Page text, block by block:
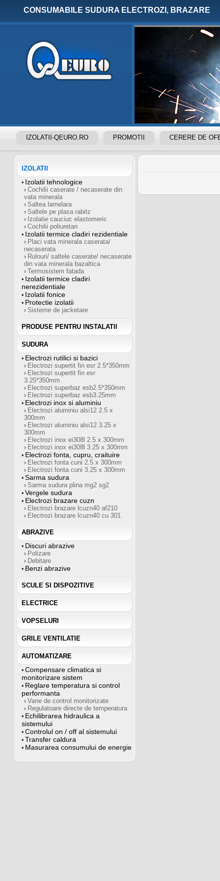
CONSUMABILE SUDURA ELECTROZI, BRAZARE
IZOLATII-QEURO.RO PROMOTII CERERE DE
IZOLATII
• Izolatii tehnologice
› Cochilii caserate / necaserate din
vata minerala
› Saltea lamelara
› Saltele pe plasa rabitz
› Izolatie cauciuc elastomeric
› Cochilii poliuretan
• Izolatii termice cladiri rezidentiale
› Placi vata minerala caserata/
necaserata
› Rulouri/ saltele caserate/ necaserate
din vata minerala bazaltica
› Termosistem fatada
• Izolatii termice cladiri
nerezidentiale
• Izolatii fonice
• Protectie izolatii
› Sisteme de jacketare
PRODUSE PENTRU INSTALATII
SUDURA
• Electrozi rutilici si bazici
› Electrozi supertit fin esr 2.5*350mm
› Electrozi supertit fin esr
3.25*350mm
› Electrozi superbaz esb2.5*350mm
› Electrozi superbaz esb3.25mm
• Electrozi inox si aluminiu
› Electrozi aluminiu alsi12 2.5 x
300mm
› Electrozi aluminiu alsi12 3.25 x
300mm
› Electrozi inox ei308l 2.5 x 300mm
› Electrozi inox ei308l 3.25 x 300mm
• Electrozi fonta, cupru, craituire
› Electrozi fonta cuni 2.5 x 300mm
› Electrozi fonta cuni 3.25 x 300mm
• Sarma sudura
› Sarma sudura plina mg2 sg2
• Vergele sudura
• Electrozi brazare cuzn
› Electrozi brazare lcuzn40 af210
› Electrozi brazare lcuzn40 cu 301
ABRAZIVE
• Discuri abrazive
› Polizare
› Debitare
• Benzi abrazive
SCULE SI DISPOZITIVE
ELECTRICE
VOPSELURI
GRILE VENTILATIE
AUTOMATIZARE
• Compensare climatica si
monitorizare sistem
• Reglare temperatura si control
performanta
› Vane de control monitorizate
› Regulatoare directe de temperatura
• Echilibrarea hidraulica a
sistemului
• Controlul on / off al sistemului
• Transfer caldura
• Masurarea consumului de energie